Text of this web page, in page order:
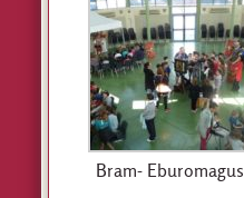
Bram- Eburomagus